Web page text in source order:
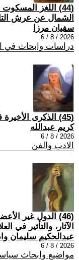
(44) اللغز
الشمال عن عرش
سفيان مرزا
2026 / 8 / 6
دراسات وابحاث في
(45) الذكرى الأخيرة في المطار
كريم عبدالله
2026 / 8 / 6
الادب والفن
(46) الدول غير
الآثار، والتأثير في
عبدالحكيم سليمان
2026 / 8 / 6
مواضيع وابحاث